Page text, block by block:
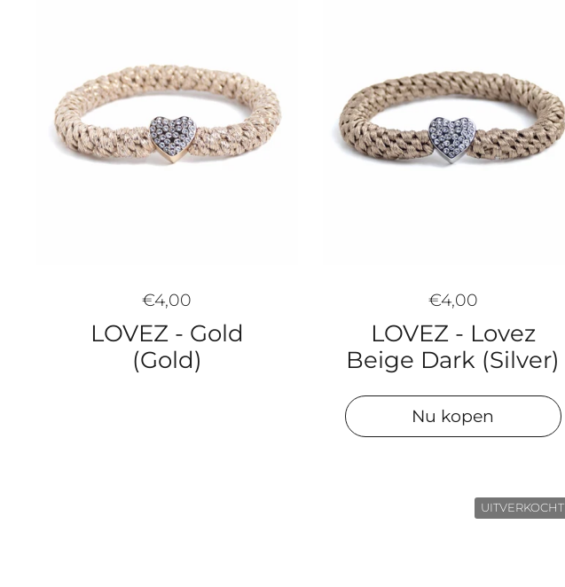
€4,00
LOVEZ - Gold
(Gold)
€4,00
LOVEZ - Lovez
Beige Dark (Silver)
Nu kopen
UITVERKOCHT